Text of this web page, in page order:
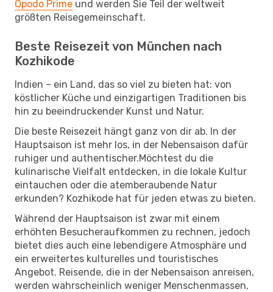
Opodo Prime und werden Sie Teil der weltweit
größten Reisegemeinschaft.
Beste Reisezeit von München nach
Kozhikode
Indien – ein Land, das so viel zu bieten hat: von
köstlicher Küche und einzigartigen Traditionen bis
hin zu beeindruckender Kunst und Natur.
Die beste Reisezeit hängt ganz von dir ab. In der
Hauptsaison ist mehr los, in der Nebensaison dafür
ruhiger und authentischer.Möchtest du die
kulinarische Vielfalt entdecken, in die lokale Kultur
eintauchen oder die atemberaubende Natur
erkunden? Kozhikode hat für jeden etwas zu bieten.
Während der Hauptsaison ist zwar mit einem
erhöhten Besucheraufkommen zu rechnen, jedoch
bietet dies auch eine lebendigere Atmosphäre und
ein erweitertes kulturelles und touristisches
Angebot. Reisende, die in der Nebensaison anreisen,
werden wahrscheinlich weniger Menschenmassen,